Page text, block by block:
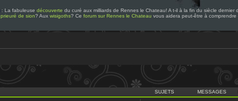
: La fabuleuse découverte du curé aux milliards de Rennes le Chateau! A t-il à la fin du siècle dernier
prieuré de sion? Aux wisigoths? Ce forum sur Rennes le Chateau vous aidera peut-être à
SUJETS MESSAGES